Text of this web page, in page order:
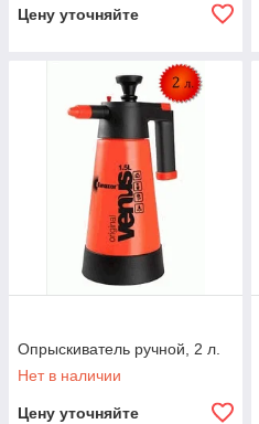
Цену уточняйте
Опрыскиватель ручной, 2 л.
Нет в наличии
Цену уточняйте